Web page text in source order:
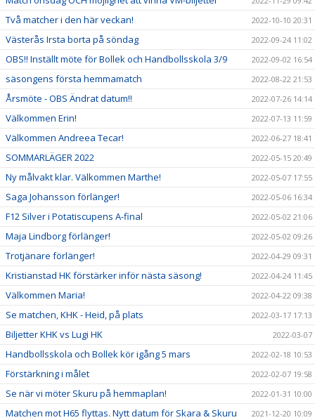
Två matcher i den här veckan! 2022-10-10 20:31
Västerås Irsta borta på söndag 2022-09-24 11:02
OBS!! Inställt möte för Bollek och Handbollsskola 3/9 2022-09-02 16:54
säsongens första hemmamatch 2022-08-22 21:53
Årsmöte - OBS Ändrat datum!! 2022-07-26 14:14
Välkommen Erin! 2022-07-13 11:59
Välkommen Andreea Tecar! 2022-06-27 18:41
SOMMARLÄGER 2022 2022-05-15 20:49
Ny målvakt klar. Välkommen Marthe! 2022-05-07 17:55
Saga Johansson förlänger! 2022-05-06 16:34
F12 Silver i Potatiscupens A-final 2022-05-02 21:06
Maja Lindborg förlänger! 2022-05-02 09:26
Trotjänare förlänger! 2022-04-29 09:31
Kristianstad HK förstärker inför nästa säsong! 2022-04-24 11:45
Välkommen Maria! 2022-04-22 09:38
Se matchen, KHK - Heid, på plats 2022-03-17 17:13
Biljetter KHK vs Lugi HK 2022-03-07
Handbollsskola och Bollek kör igång 5 mars 2022-02-18 10:53
Förstärkning i målet 2022-02-07 19:58
Se när vi möter Skuru på hemmaplan! 2022-01-31 10:00
Matchen mot H65 flyttas. Nytt datum för Skara & Skuru 2021-12-20 10:09